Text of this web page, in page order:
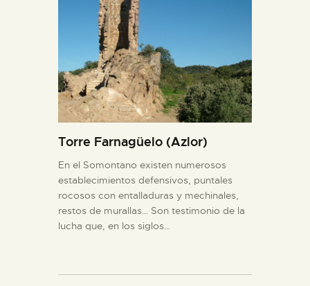
Torre Farnagüelo (Azlor)
En el Somontano existen numerosos
establecimientos defensivos, puntales
rocosos con entalladuras y mechinales,
restos de murallas… Son testimonio de la
lucha que, en los siglos…